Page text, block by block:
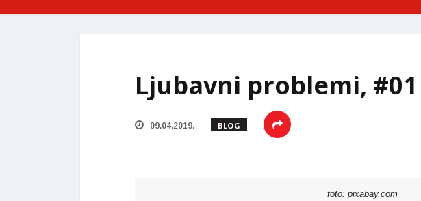
Ljubavni problemi, #01
09.04.2019. BLOG
foto: pixabay.com